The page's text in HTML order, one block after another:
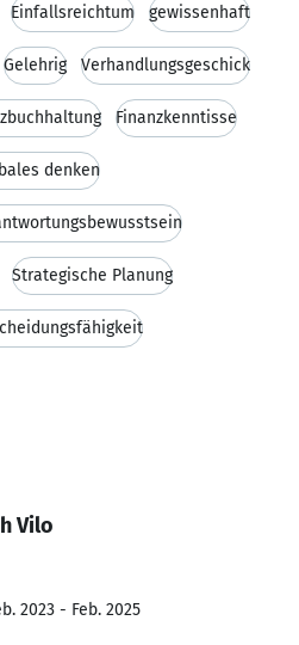
Einfallsreichtum gewissenhaft
Gelehrig Verhandlungsgeschick
Finanzkenntisse
denken
Strategische Planung
Vilo
2023 - Feb. 2025